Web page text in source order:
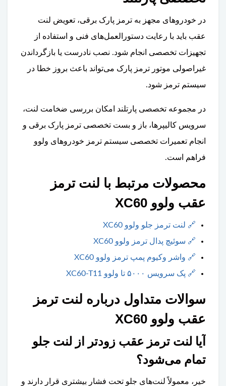
در خودروهای مجهز به ترمز پارک برقی، تعویض لنت
عقب باید با رعایت دستورالعمل‌های فنی و استفاده از
تجهیزات تخصصی انجام شود. نصب نادرست یا بازگرداندن
غیراصولی موتور ترمز پارک می‌تواند باعث بروز خطا در
سیستم ترمز شود.
در مجموعه تخصصی پارتلند امکان بررسی ضخامت لنت،
سرویس کالیپرها، باز و بست تخصصی ترمز پارک برقی و
انجام تعمیرات تخصصی سیستم ترمز خودروهای ولوو
فراهم است.
محصولات مرتبط با لنت ترمز
عقب ولوو XC60
🔗 لنت ترمز جلو ولوو XC60
🔗 سوئیچ پدال ترمز ولوو XC60
🔗 واشر وکیوم پمپ ترمز ولوو XC60
🔗 پک سرویس ۵۰۰۰ تا ولوو XC60-T11
سوالات متداول درباره لنت ترمز
عقب ولوو XC60
آیا لنت ترمز عقب زودتر از لنت جلو
تمام می‌شود؟
خیر، معمولاً لنت‌های جلو تحت فشار بیشتری قرار دارند و